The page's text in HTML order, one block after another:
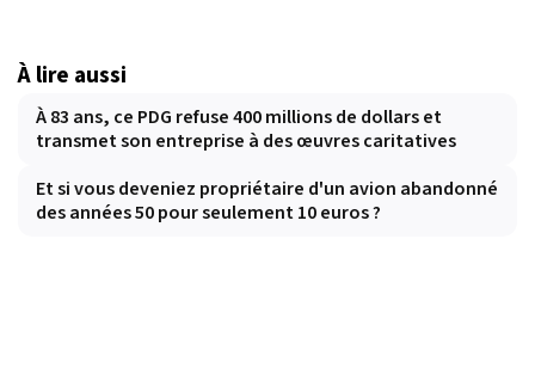
À lire aussi
À 83 ans, ce PDG refuse 400 millions de dollars et
transmet son entreprise à des œuvres caritatives
Et si vous deveniez propriétaire d'un avion abandonné
des années 50 pour seulement 10 euros ?